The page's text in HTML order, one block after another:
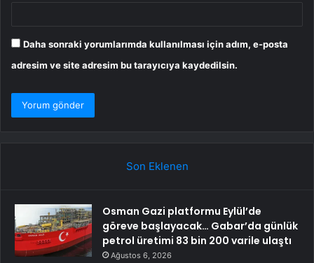
Daha sonraki yorumlarımda kullanılması için adım, e-posta
adresim ve site adresim bu tarayıcıya kaydedilsin.
Son Eklenen
Osman Gazi platformu Eylül’de
göreve başlayacak… Gabar’da günlük
petrol üretimi 83 bin 200 varile ulaştı
Ağustos 6, 2026